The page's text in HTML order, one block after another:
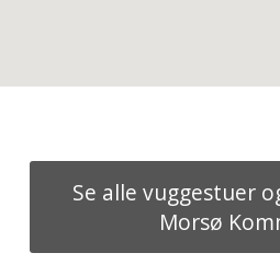
Se alle vuggestuer
Morsø